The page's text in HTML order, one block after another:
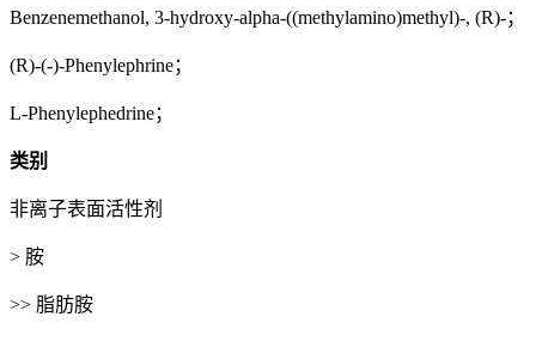
Benzenemethanol, 3-hydroxy-alpha-((methylamino)methyl)-, (R)-；
(R)-(-)-Phenylephrine；
L-Phenylephedrine；
类别
非离子表面活性剂
> 胺
>> 脂肪胺